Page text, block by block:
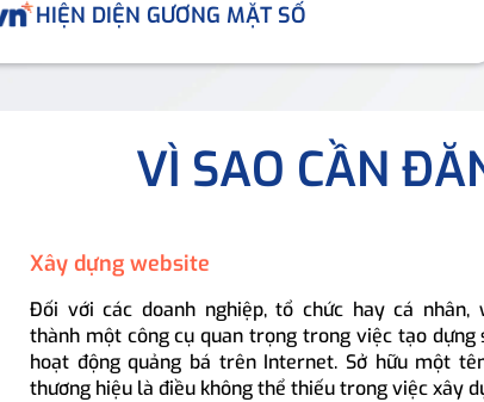
HIỆN DIỆN GƯƠNG MẶT SỐ
VÌ SAO CẦN
Xây dựng website
Đối với các doanh nghiệp, tổ chức hay cá nhân,
thành một công cụ quan trọng trong việc tạo dựng
hoạt động quảng bá trên Internet. Sở hữu một
thương hiệu là điều không thể thiếu trong việc xây